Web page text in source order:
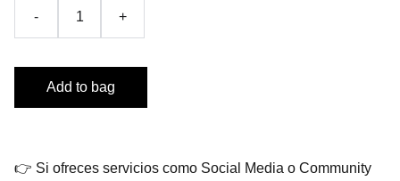
- +
Add to bag
👉 Si ofreces servicios como Social Media o Community